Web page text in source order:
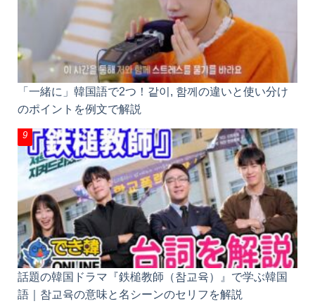
「一緒に」韓国語で2つ！같이, 함께の違いと使い分
けのポイントを例文で解説
話題の韓国ドラマ『鉄槌教師（참교육）』で学ぶ韓
国語｜참교육の意味と名シーンのセリフを解説